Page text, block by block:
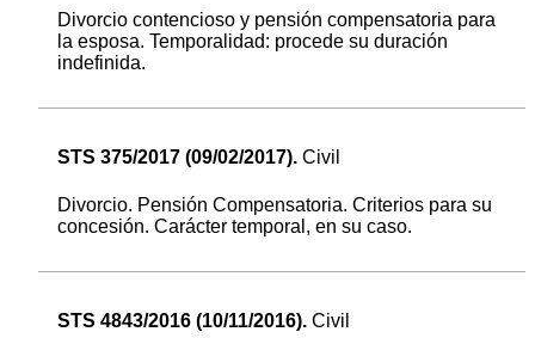
Divorcio contencioso y pensión compensatoria para
la esposa. Temporalidad: procede su duración
indefinida.
STS 375/2017 (09/02/2017). Civil
Divorcio. Pensión Compensatoria. Criterios para su
concesión. Carácter temporal, en su caso.
STS 4843/2016 (10/11/2016). Civil